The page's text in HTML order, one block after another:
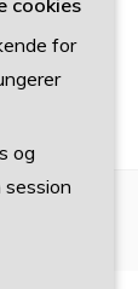
cookies
for
og